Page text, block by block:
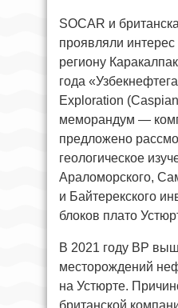
SOCAR и
проявляли интерес
региону
года
Exploration
меморандум —
предложено
геологическое
Араломорского,
и Байтерекского
блоков плато
В 2021 году BP
месторождений
на Устюрте.
британской